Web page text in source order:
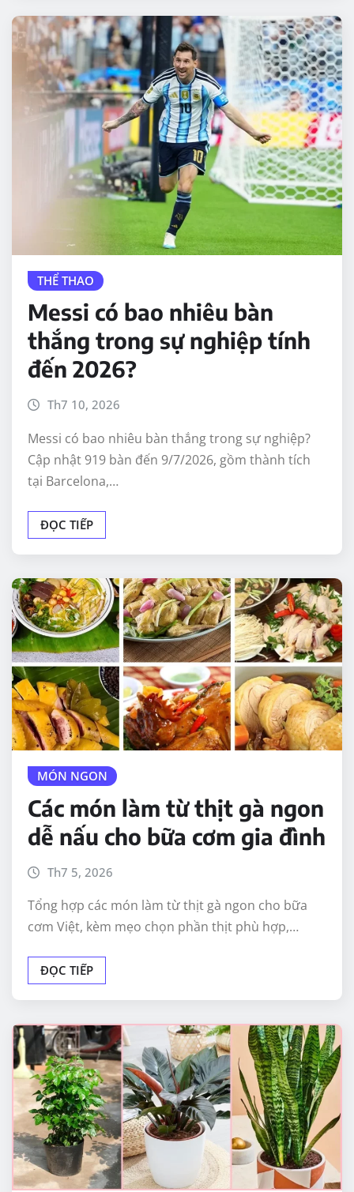
THỂ THAO
Messi có bao nhiêu bàn
thắng trong sự nghiệp tính
đến 2026?
Th7 10, 2026
Messi có bao nhiêu bàn thắng trong sự nghiệp?
Cập nhật 919 bàn đến 9/7/2026, gồm thành tích
tại Barcelona,…
ĐỌC TIẾP
MÓN NGON
Các món làm từ thịt gà ngon
dễ nấu cho bữa cơm gia đình
Th7 5, 2026
Tổng hợp các món làm từ thịt gà ngon cho bữa
cơm Việt, kèm mẹo chọn phần thịt phù hợp,…
ĐỌC TIẾP